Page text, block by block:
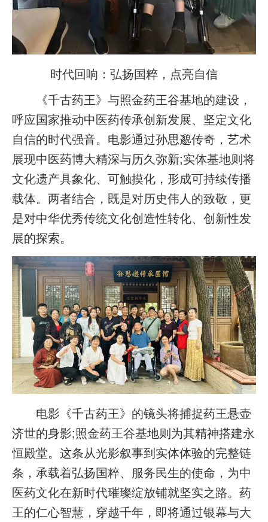
时代回响：弘扬国粹，点亮自信
《千古药王》与照金药王谷基地的建设，
呼应国家推动中医药传承创新发展、坚定文化
自信的时代强音。电影通过孙思邈传奇，艺术
展现中医药博大精深与历久弥新;实体基地则将
文化遗产具象化、可触摸化，形成可持续传播
载体。两者结合，既是对历史伟人的致敬，更
是对中华优秀传统文化创造性转化、创新性发
展的探索。
电影《千古药王》的镜头将捕捉药王悬壶
济世的身影;照金药王谷基地则为其精神搭建永
恒殿堂。这条从光影叙事到实体体验的完整链
条，承载着弘扬国粹、服务民生的使命，为中
医药文化在新时代璀璨绽放铺就坚实之路。药
王的仁心智慧，穿越千年，即将通过银幕与大